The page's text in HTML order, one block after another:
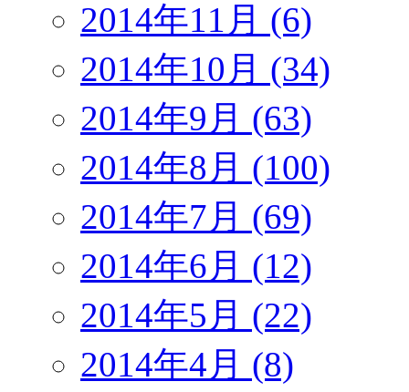
2014年11月 (6)
2014年10月 (34)
2014年9月 (63)
2014年8月 (100)
2014年7月 (69)
2014年6月 (12)
2014年5月 (22)
2014年4月 (8)